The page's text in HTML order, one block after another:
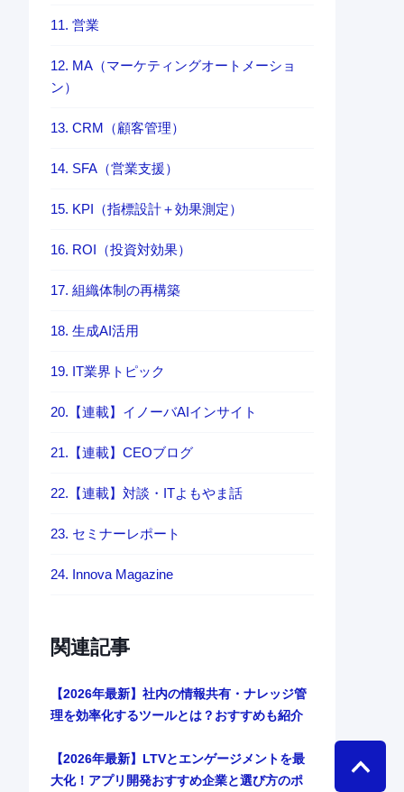
11. 営業
12. MA（マーケティングオートメーショ
ン）
13. CRM（顧客管理）
14. SFA（営業支援）
15. KPI（指標設計＋効果測定）
16. ROI（投資対効果）
17. 組織体制の再構築
18. 生成AI活用
19. IT業界トピック
20.【連載】イノーバAIインサイト
21.【連載】CEOブログ
22.【連載】対談・ITよもやま話
23. セミナーレポート
24. Innova Magazine
関連記事
【2026年最新】社内の情報共有・ナレッジ管
理を効率化するツールとは？おすすめも紹介
【2026年最新】LTVとエンゲージメントを最
大化！アプリ開発おすすめ企業と選び方のポ